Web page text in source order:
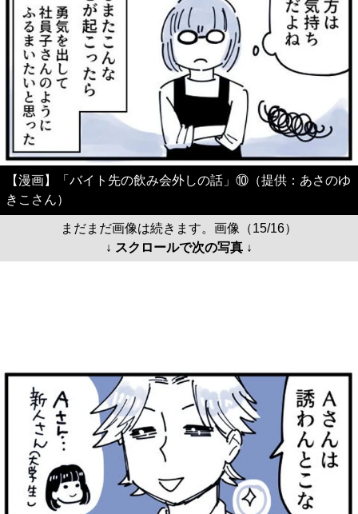
【漫画】「バイト先の飲み会外しの話」⑩（提供：あさのゆ
きこさん）
まだまだ画像は続きます。画像（15/16）
↓ スクロールで次の写真 ↓